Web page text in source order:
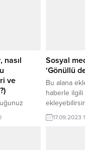
nasıl
ve
bilgisi
yazı
Sosyal
‘Gönüllü
Bu alana
haberle ilgili
düzenleme
bölümünden
17.09.2023